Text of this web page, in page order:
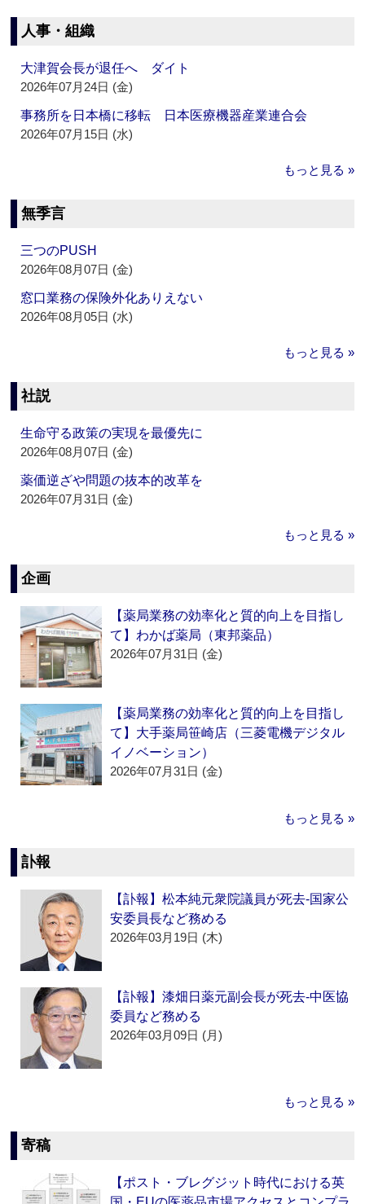
人事・組織
大津賀会長が退任へ ダイト
2026年07月24日 (金)
事務所を日本橋に移転 日本医療機器産業連合会
2026年07月15日 (水)
もっと見る »
無季言
三つのPUSH
2026年08月07日 (金)
窓口業務の保険外化ありえない
2026年08月05日 (水)
もっと見る »
社説
生命守る政策の実現を最優先に
2026年08月07日 (金)
薬価逆ざや問題の抜本的改革を
2026年07月31日 (金)
もっと見る »
企画
【薬局業務の効率化と質的向上を目指し
て】わかば薬局（東邦薬品）
2026年07月31日 (金)
【薬局業務の効率化と質的向上を目指し
て】大手薬局笹崎店（三菱電機デジタル
イノベーション）
2026年07月31日 (金)
もっと見る »
訃報
【訃報】松本純元衆院議員が死去‐国家公
安委員長など務める
2026年03月19日 (木)
【訃報】漆畑日薬元副会長が死去‐中医協
委員など務める
2026年03月09日 (月)
もっと見る »
寄稿
【ポスト・ブレグジット時代における英